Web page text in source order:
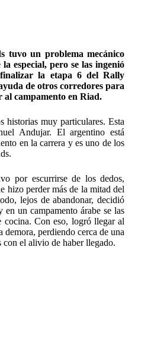
tuvo un problema mecánico
especial, pero se las ingenió
la etapa 6 del Rally
de otros corredores para
al campamento en Riad.
historias muy particulares. Esta
Andujar. El argentino está
en la carrera y es uno de los
por escurrirse de los dedos,
hizo perder más de la mitad del
lejos de abandonar, decidió
un campamento árabe se las
cocina. Con eso, logró llegar al
perdiendo cerca de una
con el alivio de haber llegado.